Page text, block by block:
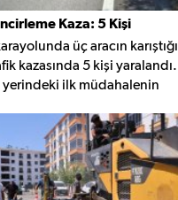
Kaza: 5 Kişi
üç aracın karıştığı
kazasında 5 kişi yaralandı.
yerindeki ilk müdahalenin